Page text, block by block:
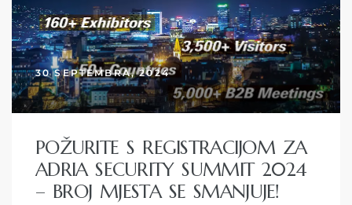
30 SEPTEMBRA, 2024
POŽURITE S REGISTRACIJOM ZA
ADRIA SECURITY SUMMIT 2024
– BROJ MJESTA SE SMANJUJE!